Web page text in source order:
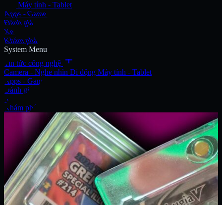
Máy tính - Tablet
Apps - Game
Đánh giá
Xe
Khám phá
System Menu
Tin tức công nghệ add
Camera - Nghe nhìn Di động Máy tính - Tablet
Apps - Game
Đánh giá
Xe
Khám phá